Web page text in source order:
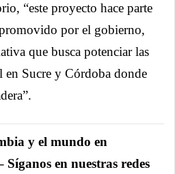
“este proyecto hace parte
por el gobierno,
que busca potenciar las
en Sucre y Córdoba donde
y el mundo en
en nuestras redes